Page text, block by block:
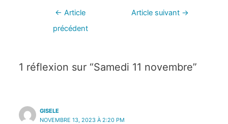
← Article
précédent
Article suivant →
1 réflexion sur “Samedi 11 novembre”
GISELE
NOVEMBRE 13, 2023 À 2:20 PM